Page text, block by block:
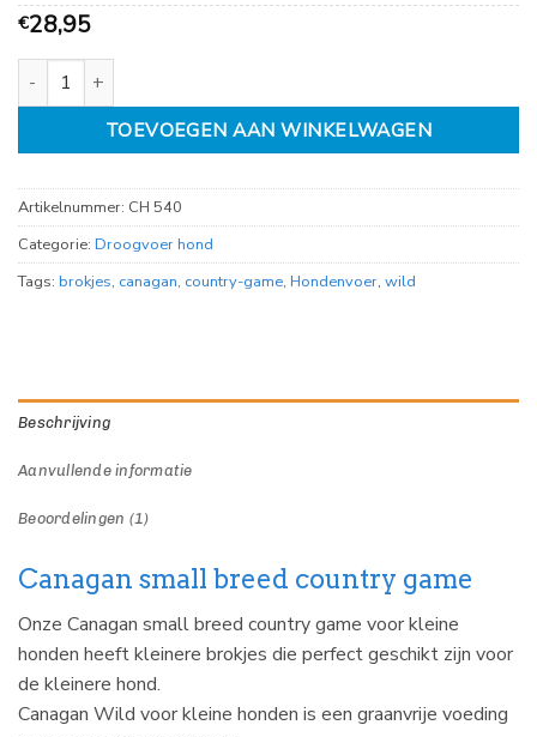
€28,95
Canagan small breed country game aantal
TOEVOEGEN AAN WINKELWAGEN
Artikelnummer: CH 540
Categorie: Droogvoer hond
Tags: brokjes, canagan, country-game, Hondenvoer, wild
Beschrijving
Aanvullende informatie
Beoordelingen (1)
Canagan small breed country game
Onze Canagan small breed country game voor kleine
honden heeft kleinere brokjes die perfect geschikt zijn voor
de kleinere hond.
Canagan Wild voor kleine honden is een graanvrije voeding